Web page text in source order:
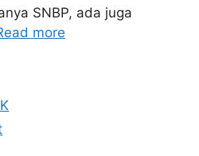
SNBP, ada juga
more